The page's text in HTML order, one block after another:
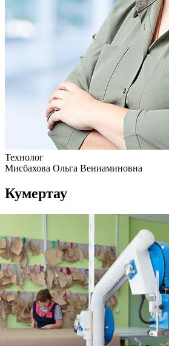
Технолог
Мисбахова Ольга Вениаминовна
Кумертау